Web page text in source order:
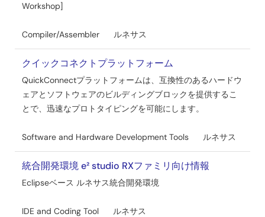
Workshop]
Compiler/Assembler ルネサス
クイックコネクトプラットフォーム
QuickConnectプラットフォームは、互換性のあるハードウ
ェアとソフトウェアのビルディングブロックを提供するこ
とで、迅速なプロトタイピングを可能にします。
Software and Hardware Development Tools ルネサス
統合開発環境 e² studio RXファミリ向け情報
Eclipseベース ルネサス統合開発環境
IDE and Coding Tool ルネサス